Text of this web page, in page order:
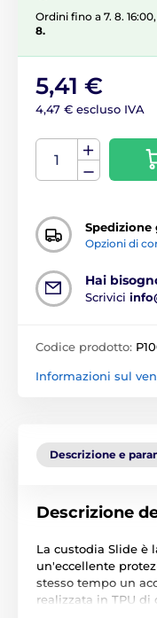
Ordini fino a 7. 8.
8.
5,41 €
4,47 € escluso IVA
Opzioni di
Hai
Scrivici
Codice prodotto:
Informazioni sul
Descrizione e
Descrizione
La custodia Slide è
un'eccellente
stesso tempo un
realizzata in TPU